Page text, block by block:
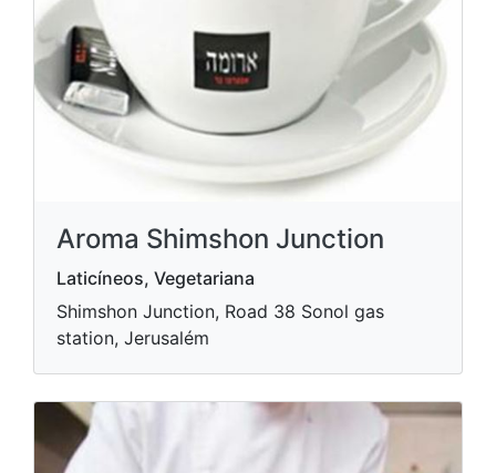
Aroma Shimshon Junction
Laticíneos, Vegetariana
Shimshon Junction, Road 38 Sonol gas
station, Jerusalém